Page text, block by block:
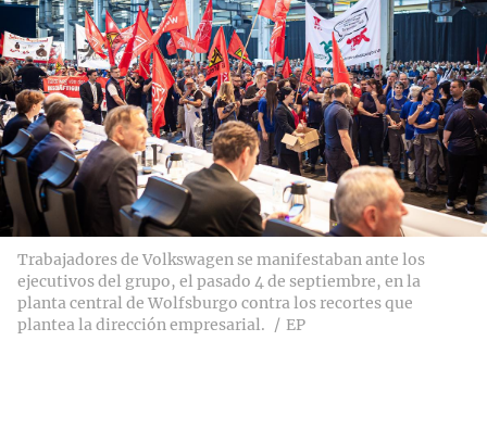
Trabajadores de Volkswagen se manifestaban ante los
ejecutivos del grupo, el pasado 4 de septiembre, en la
planta central de Wolfsburgo contra los recortes que
plantea la dirección empresarial.
EP